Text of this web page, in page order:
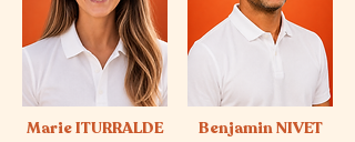
Marie ITURRALDE Benjamin NIVET